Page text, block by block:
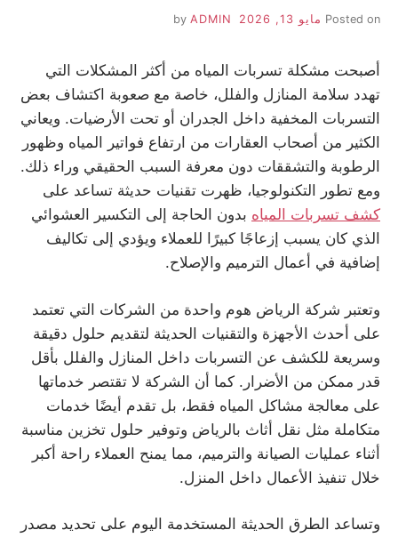
Posted on مايو 13, 2026 ADMIN
أصبحت مشكلة تسربات المياه من أكثر المشكلات التي
تهدد سلامة المنازل والفلل، خاصة مع صعوبة اكتشاف بعض
التسربات المخفية داخل الجدران أو تحت الأرضيات. ويعاني
الكثير من أصحاب العقارات من ارتفاع فواتير المياه وظهور
الرطوبة والتشققات دون معرفة السبب الحقيقي وراء ذلك.
ومع تطور التكنولوجيا، ظهرت تقنيات حديثة تساعد على
كشف تسربات المياه بدون الحاجة إلى التكسير العشوائي
الذي كان يسبب إزعاجًا كبيرًا للعملاء ويؤدي إلى تكاليف
إضافية في أعمال الترميم والإصلاح.
وتعتبر شركة الرياض هوم واحدة من الشركات التي تعتمد
على أحدث الأجهزة والتقنيات الحديثة لتقديم حلول دقيقة
وسريعة للكشف عن التسربات داخل المنازل والفلل بأقل
قدر ممكن من الأضرار. كما أن الشركة لا تقتصر خدماتها
على معالجة مشاكل المياه فقط، بل تقدم أيضًا خدمات
متكاملة مثل نقل أثاث بالرياض وتوفير حلول تخزين مناسبة
أثناء عمليات الصيانة والترميم، مما يمنح العملاء راحة أكبر
خلال تنفيذ الأعمال داخل المنزل.
وتساعد الطرق الحديثة المستخدمة اليوم على تحديد مصدر